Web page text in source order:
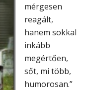
mérgesen
reagált,
hanem sokkal
inkább
megértően,
sőt, mi több,
humorosan.”